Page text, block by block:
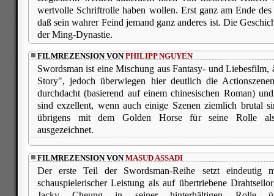
wertvolle Schriftrolle haben wollen. Erst ganz am Ende
daß sein wahrer Feind jemand ganz anderes ist. Die
der Ming-Dynastie.
FILMREZENSION VONPHILIPP NGUYEN
Swordsman ist eine Mischung aus Fantasy- und
Story", jedoch überwiegen hier deutlich die
durchdacht (basierend auf einem chinesischen Roman)
sind exzellent, wenn auch einige Szenen ziemlich brutal
übrigens mit dem Golden Horse für seine Rolle als
ausgezeichnet.
FILMREZENSION VONMASUD ASSADI
Der erste Teil der Swordsman-Reihe setzt eindeutig
schauspielerischer Leistung als auf übertriebene